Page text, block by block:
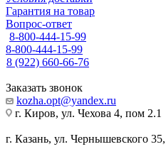
Гарантия на товар
Вопрос-ответ
8-800-444-15-99
8-800-444-15-99
8 (922) 660-66-76
Заказать звонок
kozha.opt@yandex.ru
г. Киров, ул. Чехова 4, пом 2.1
г. Казань, ул. Чернышевского